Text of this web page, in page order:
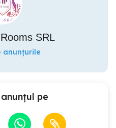
SRL
anunțurile
pe